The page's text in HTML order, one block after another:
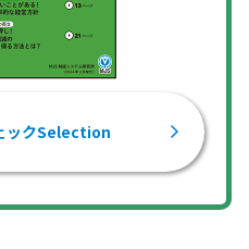
ックSelection